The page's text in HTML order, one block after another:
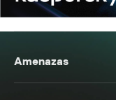
Amenazas